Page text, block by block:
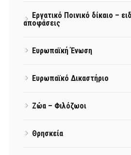
Εργατικό Ποινικό δίκαιο –
αποφάσεις
Ευρωπαϊκή Ένωση
Ευρωπαϊκό Δικαστήριο
Ζώα – Φιλόζωοι
Θρησκεία